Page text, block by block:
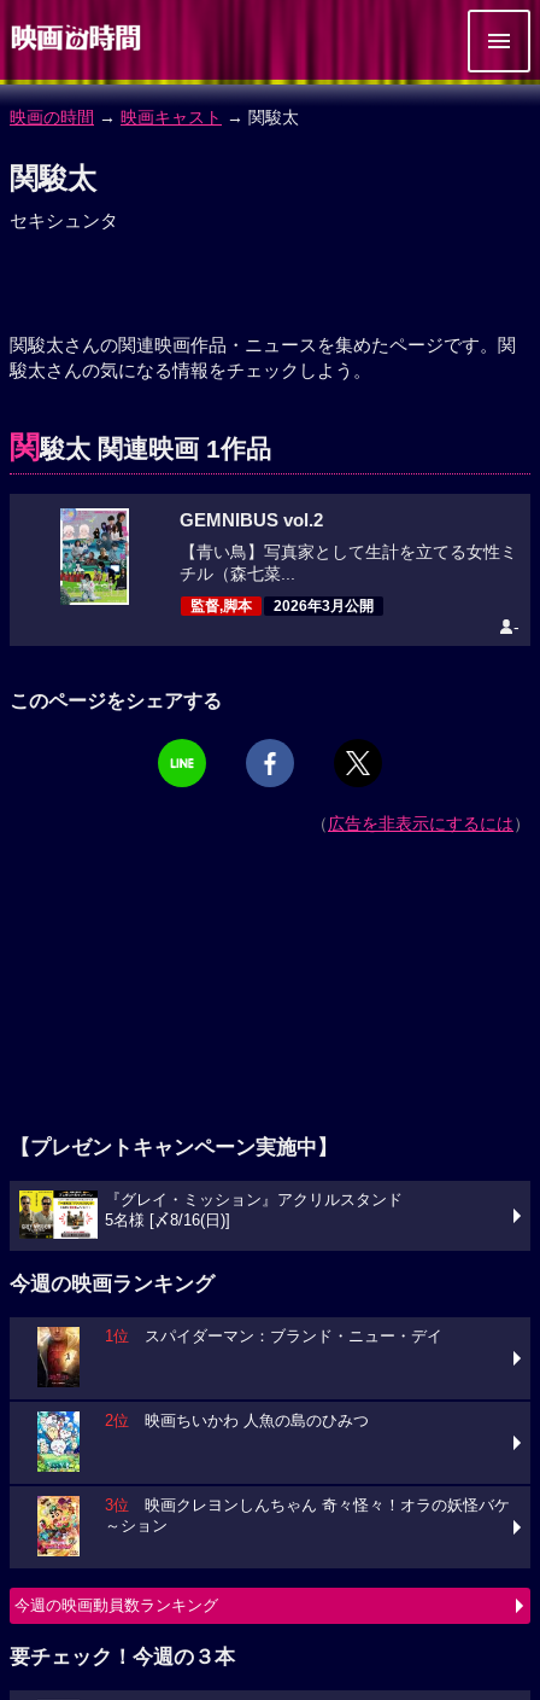
映画の時間 → 映画キャスト → 関駿太
関駿太
セキシュンタ
関駿太さんの関連映画作品・ニュースを集めたページです。関
駿太さんの気になる情報をチェックしよう。
関駿太 関連映画 1作品
GEMNIBUS vol.2
【青い鳥】写真家として生計を立てる女性ミ
チル（森七菜...
監督,脚本 2026年3月公開
-
このページをシェアする
（広告を非表示にするには）
【プレゼントキャンペーン実施中】
『グレイ・ミッション』アクリルスタンド
5名様 [〆8/16(日)]
今週の映画ランキング
1位 スパイダーマン：ブランド・ニュー・デイ
2位 映画ちいかわ 人魚の島のひみつ
3位 映画クレヨンしんちゃん 奇々怪々！オラの妖怪バケ
～ション
今週の映画動員数ランキング
要チェック！今週の３本